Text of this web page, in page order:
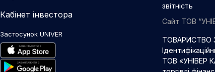
Кабінет інвестора
Застосунок UNIVER
звітність
Сайт ТОВ
ТОВАРИСТВО
ТОВ «УНІВЕР